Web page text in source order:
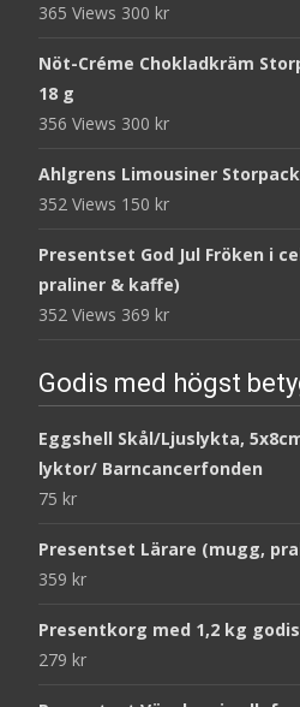
365 Views 300 kr
Nöt-Créme Chokladkräm
18 g
356 Views 300 kr
Ahlgrens Limousiner
352 Views 150 kr
Presentset God Jul Fröken i
praliner & kaffe)
352 Views 369 kr
Godis med högst
Eggshell Skål/Ljuslykta,
lyktor/ Barncancerfonden
75 kr
Presentset Lärare (mugg,
359 kr
Presentkorg med 1,2 kg godis
279 kr